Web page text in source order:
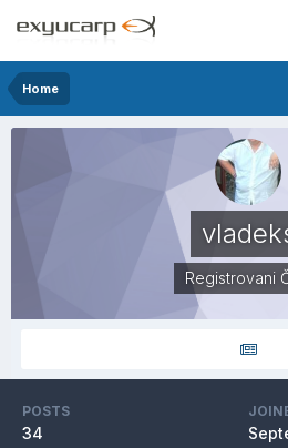
Home
Registrovani
POSTS
34